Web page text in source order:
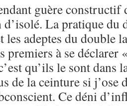
guère constructif
d’isolé. La pratique du
les adeptes du double
premiers à se déclarer
qu’ils le sont dans
de la ceinture si j’ose
Ce déni